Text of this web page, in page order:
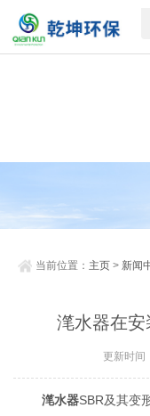
当前位置： 主页 > 新闻
滗水器在
更新时间
滗水器SBR及其变